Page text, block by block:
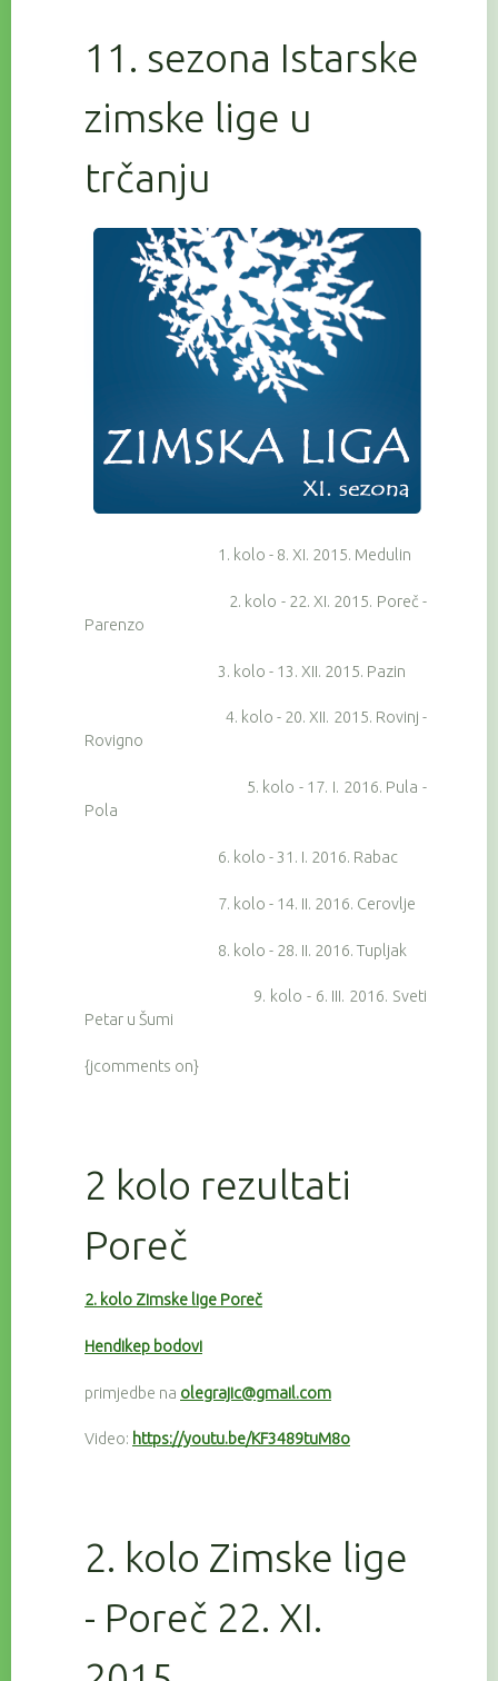
11. sezona Istarske
zimske lige u
trčanju
1. kolo - 8. XI. 2015. Medulin
2. kolo - 22. XI. 2015. Poreč -
Parenzo
3. kolo - 13. XII. 2015. Pazin
4. kolo - 20. XII. 2015. Rovinj -
Rovigno
5. kolo - 17. I. 2016. Pula -
Pola
6. kolo - 31. I. 2016. Rabac
7. kolo - 14. II. 2016. Cerovlje
8. kolo - 28. II. 2016. Tupljak
9. kolo - 6. III. 2016. Sveti
Petar u Šumi
{jcomments on}
2 kolo rezultati
Poreč
2. kolo Zimske lige Poreč
Hendikep bodovi
primjedbe na olegrajic@gmail.com
Video: https://youtu.be/KF3489tuM8o
2. kolo Zimske lige
- Poreč 22. XI.